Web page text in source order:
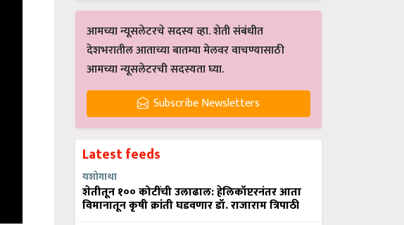
आमच्या न्यूसलेटरचे सदस्य व्हा. शेती संबंधीत
देशभरातील आताच्या बातम्या मेलवर वाचण्यासाठी
आमच्या न्यूसलेटरची सदस्यता घ्या.
Subscribe Newsletters
Latest feeds
यशोगाथा
शेतीतून १०० कोटींची उलाढाल: हेलिकॉप्टरनंतर आता
विमानातून कृषी क्रांती घडवणार डॉ. राजाराम त्रिपाठी